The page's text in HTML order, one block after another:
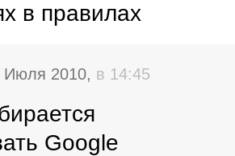
в правилах
Июля 2010, в 14:45
Google